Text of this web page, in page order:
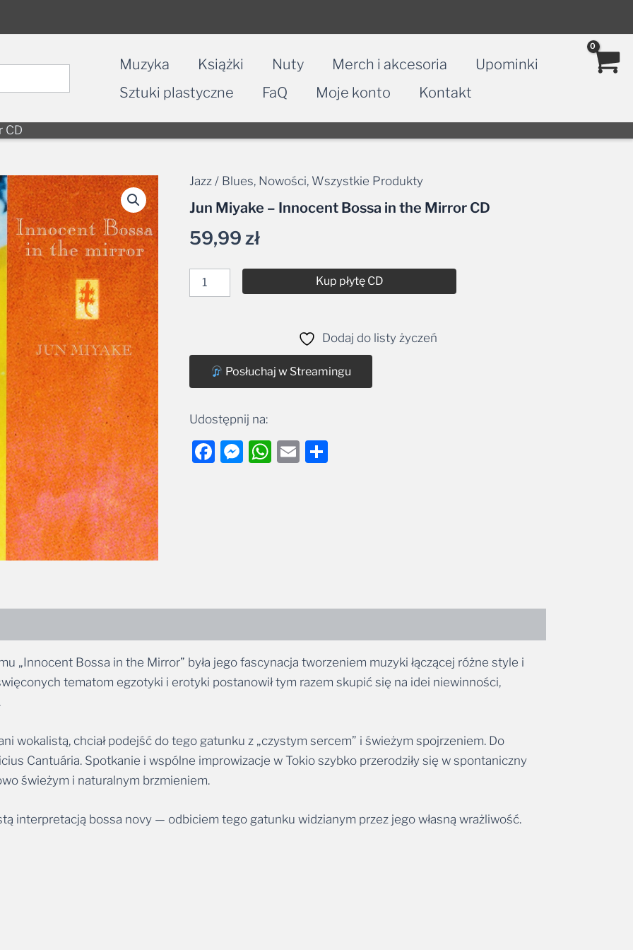
Muzyka Książki Nuty Merch i akcesoria
Upominki
Sztuki plastyczne
FaQ Moje konto Kontakt
CD
Jazz / Blues, Nowości, Wszystkie Produkty
Jun Miyake – Innocent Bossa in the Mirror CD
59,99zł
ilość
Miyake
Innocent
in
the
Mirror
Kup płytę CD
Dodaj do listy życzeń
Posłuchaj w Streamingu
Udostępnij na:
Facebook
Messenger
WhatsApp
EmailShare
„Innocent Bossa in the Mirror” była jego fascynacja tworzeniem muzyki łączącej różne style i
tematom egzotyki i erotyki postanowił tym razem skupić się na idei niewinności,
wokalistą, chciał podejść do tego gatunku z „czystym sercem” i świeżym spojrzeniem. Do
Cantuária. Spotkanie i wspólne improwizacje w Tokio szybko przerodziły się w spontaniczny
świeżym i naturalnym brzmieniem.
interpretacją bossa novy — odbiciem tego gatunku widzianym przez jego własną wrażliwość.